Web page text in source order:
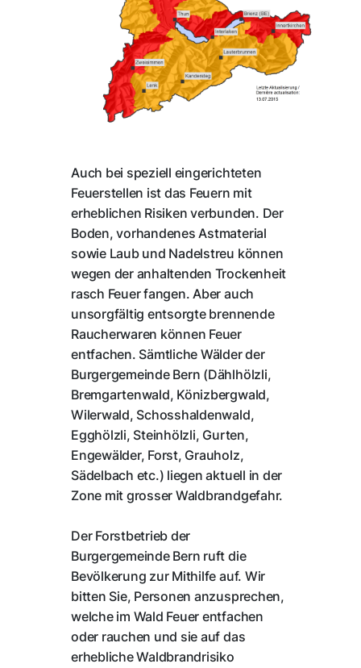
Auch bei speziell eingerichteten
Feuerstellen ist das Feuern mit
erheblichen Risiken verbunden. Der
Boden, vorhandenes Astmaterial
sowie Laub und Nadelstreu können
wegen der anhaltenden Trockenheit
rasch Feuer fangen. Aber auch
unsorgfältig entsorgte brennende
Raucherwaren können Feuer
entfachen. Sämtliche Wälder der
Burgergemeinde Bern (Dählhölzli,
Bremgartenwald, Könizbergwald,
Wilerwald, Schosshaldenwald,
Egghölzli, Steinhölzli, Gurten,
Engewälder, Forst, Grauholz,
Sädelbach etc.) liegen aktuell in der
Zone mit grosser Waldbrandgefahr.
Der Forstbetrieb der
Burgergemeinde Bern ruft die
Bevölkerung zur Mithilfe auf. Wir
bitten Sie, Personen anzusprechen,
welche im Wald Feuer entfachen
oder rauchen und sie auf das
erhebliche Waldbrandrisiko